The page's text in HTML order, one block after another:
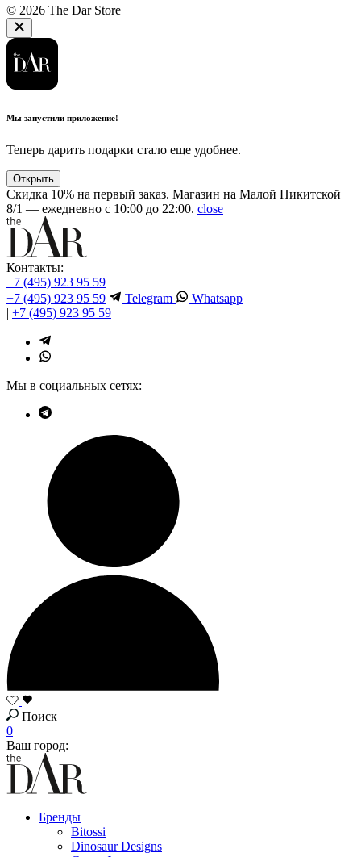
© 2026 The Dar Store
Мы запустили приложение!
Теперь дарить подарки стало еще удобнее.
Открыть
Скидка 10% на первый заказ. Магазин на Малой Никитской
8/1 — ежедневно с 10:00 до 22:00. close
Контакты:
+7 (495) 923 95 59
+7 (495) 923 95 59
Telegram
Whatsapp
| +7 (495) 923 95 59
Мы в социальных сетях:
Поиск
0
Ваш город:
Бренды
Bitossi
Dinosaur Designs